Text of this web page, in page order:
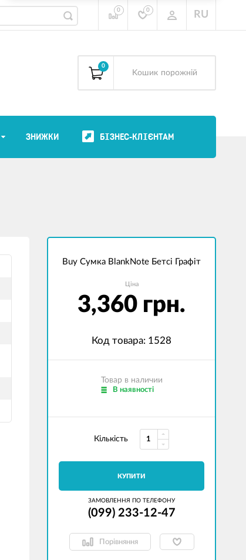
0 0 RU
0
Kошик порожній
ЗНИЖКИ БІЗНЕС-КЛІЄНТАМ
Buy Сумка BlankNote Бетсі Графіт
Ціна
3,360 грн.
Код товара: 1528
Товар в наличии
В наявності
Кількість
КУПИТИ
ЗАМОВЛЕННЯ ПО ТЕЛЕФОНУ
(099) 233-12-47
Порівняння